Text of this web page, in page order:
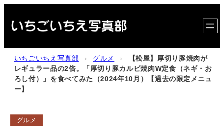
容
いちごいちえ写真部 › グルメ ›
【松屋】厚切り豚焼肉が
レギュラー品の2倍。「厚切り豚カルビ焼肉W定食（ネギ・お
ろし付）」を食べてみた（2024年10月）【過去の限定メニュ
ー】
グルメ